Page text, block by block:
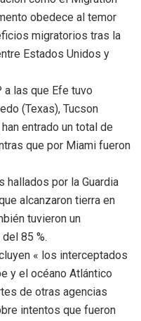
obedece al temor
migratorios tras la
Estados Unidos y
a las que Efe tuvo
(Texas), Tucson
entrado un total de
que por Miami fueron
por la Guardia
alcanzaron tierra en
tuvieron un
85 %.
« los interceptados
y el océano Atlántico
de otras agencias
intentos que fueron